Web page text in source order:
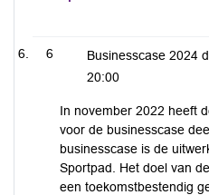
6
Businesscase 2024
20:00
In november 2022 heeft
voor de businesscase
businesscase is de
Sportpad. Het doel van
een toekomstbestendig